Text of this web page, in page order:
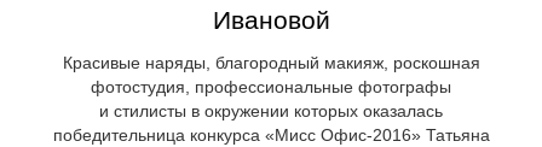
Ивановой
Красивые наряды, благородный макияж, роскошная
фотостудия, профессиональные фотографы
и стилисты в окружении которых оказалась
победительница конкурса «Мисс Офис-2016» Татьяна